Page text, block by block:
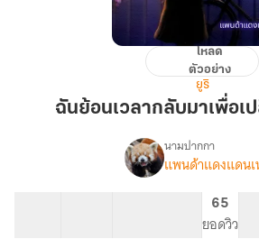
เวลา
มา
เพื่อ
โหลด
ตัวอย่าง
ยูริ
ฉันย้อนเวลากลับมาเพื่อเ
เรื่อง
ย้อน
เวลา
กลับ
นามปากกา
แพนด้าแดงแดน
65
ยอดวิว